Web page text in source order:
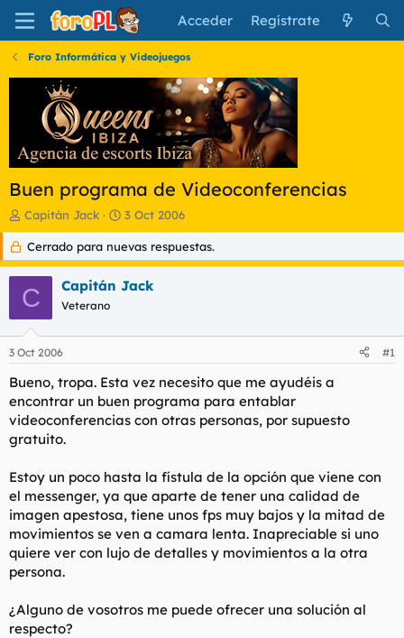
Acceder Regístrate
Foro Informática y Videojuegos
Buen programa de Videoconferencias
I
n
c
i
a
d
o
d
t
e
m
Capitán Jack
F
e
c
h
a
d
i
o
3 Oct 2006
Cerrado para nuevas respuestas.
C Capitán Jack
Veterano
3 Oct 2006 #1
Bueno, tropa. Esta vez necesito que me ayudéis a
encontrar un buen programa para entablar
videoconferencias con otras personas, por supuesto
gratuito.
Estoy un poco hasta la fístula de la opción que viene con
el messenger, ya que aparte de tener una calidad de
imagen apestosa, tiene unos fps muy bajos y la mitad de
movimientos se ven a camara lenta. Inapreciable si uno
quiere ver con lujo de detalles y movimientos a la otra
persona.
¿Alguno de vosotros me puede ofrecer una solución al
respecto?